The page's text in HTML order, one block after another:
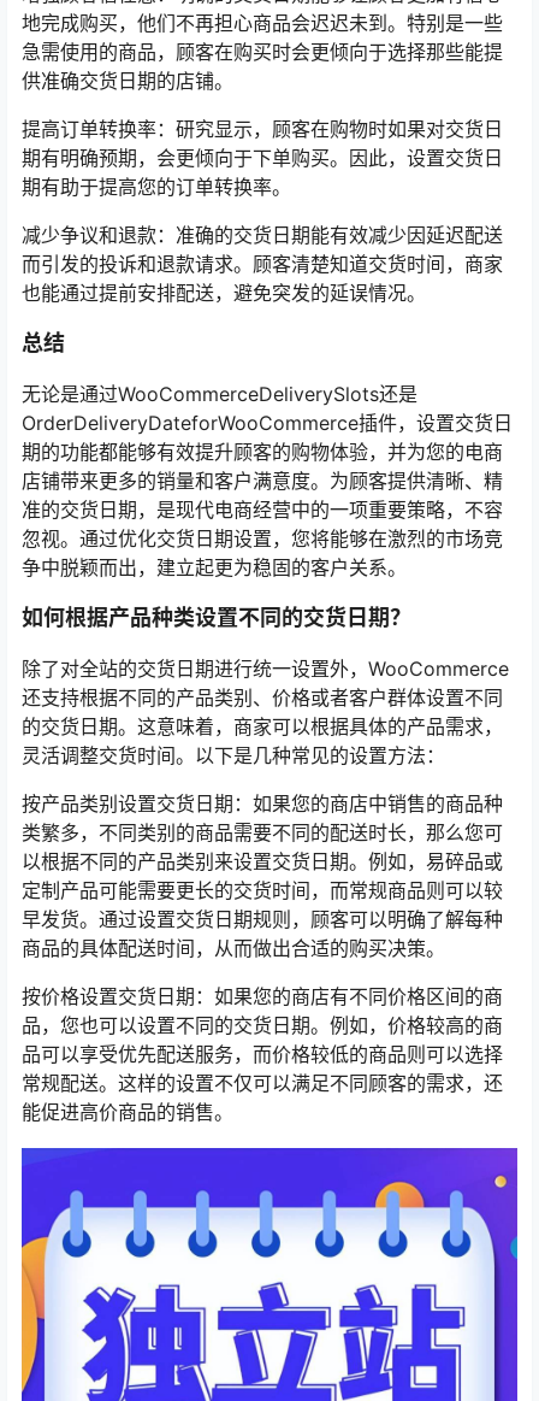
地完成购买，他们不再担心商品会迟迟未到。特别是一些
急需使用的商品，顾客在购买时会更倾向于选择那些能提
供准确交货日期的店铺。
提高订单转换率：研究显示，顾客在购物时如果对交货日
期有明确预期，会更倾向于下单购买。因此，设置交货日
期有助于提高您的订单转换率。
减少争议和退款：准确的交货日期能有效减少因延迟配送
而引发的投诉和退款请求。顾客清楚知道交货时间，商家
也能通过提前安排配送，避免突发的延误情况。
总结
无论是通过WooCommerceDeliverySlots还是
OrderDeliveryDateforWooCommerce插件，设置交货日
期的功能都能够有效提升顾客的购物体验，并为您的电商
店铺带来更多的销量和客户满意度。为顾客提供清晰、精
准的交货日期，是现代电商经营中的一项重要策略，不容
忽视。通过优化交货日期设置，您将能够在激烈的市场竞
争中脱颖而出，建立起更为稳固的客户关系。
如何根据产品种类设置不同的交货日期？
除了对全站的交货日期进行统一设置外，WooCommerce
还支持根据不同的产品类别、价格或者客户群体设置不同
的交货日期。这意味着，商家可以根据具体的产品需求，
灵活调整交货时间。以下是几种常见的设置方法：
按产品类别设置交货日期：如果您的商店中销售的商品种
类繁多，不同类别的商品需要不同的配送时长，那么您可
以根据不同的产品类别来设置交货日期。例如，易碎品或
定制产品可能需要更长的交货时间，而常规商品则可以较
早发货。通过设置交货日期规则，顾客可以明确了解每种
商品的具体配送时间，从而做出合适的购买决策。
按价格设置交货日期：如果您的商店有不同价格区间的商
品，您也可以设置不同的交货日期。例如，价格较高的商
品可以享受优先配送服务，而价格较低的商品则可以选择
常规配送。这样的设置不仅可以满足不同顾客的需求，还
能促进高价商品的销售。